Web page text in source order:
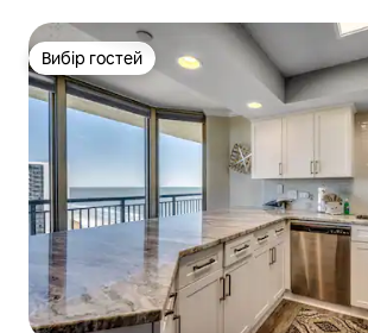
Вибір гостей
Вибір гостей